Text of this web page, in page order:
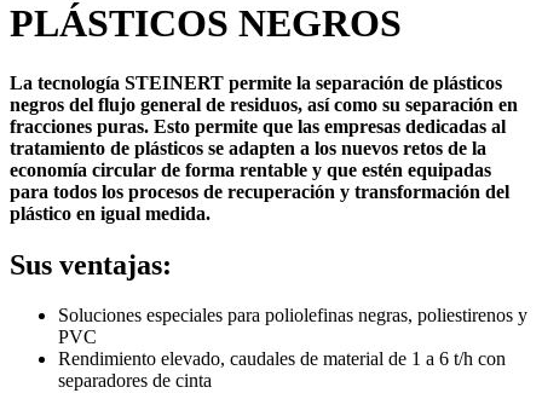
PLÁSTICOS NEGROS
La tecnología STEINERT permite la separación de plásticos
negros del flujo general de residuos, así como su separación en
fracciones puras. Esto permite que las empresas dedicadas al
tratamiento de plásticos se adapten a los nuevos retos de la
economía circular de forma rentable y que estén equipadas
para todos los procesos de recuperación y transformación del
plástico en igual medida.
Sus ventajas:
Soluciones especiales para poliolefinas negras, poliestirenos y
PVC
Rendimiento elevado, caudales de material de 1 a 6 t/h con
separadores de cinta